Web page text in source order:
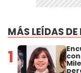
MÁS LEÍDAS DE
1